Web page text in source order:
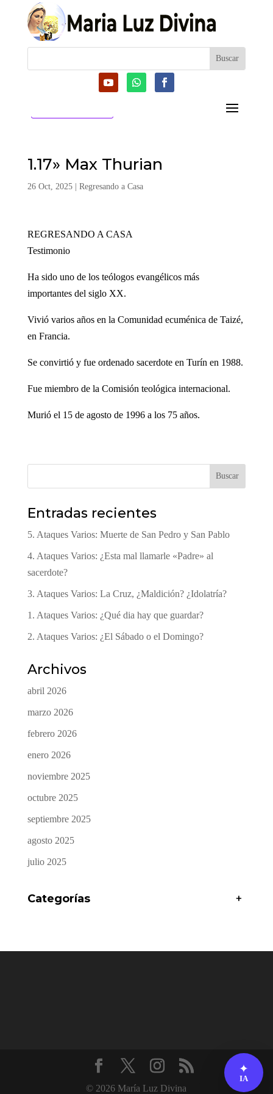
1.17» Max Thurian
26 Oct, 2025| Regresando a Casa
REGRESANDO A CASA
Testimonio
Ha sido uno de los teólogos evangélicos más
importantes del siglo XX.
Vivió varios años en la Comunidad ecuménica de Taizé,
en Francia.
Se convirtió y fue ordenado sacerdote en Turín en 1988.
Fue miembro de la Comisión teológica internacional.
Murió el 15 de agosto de 1996 a los 75 años.
Buscar
Entradas recientes
5. Ataques Varios: Muerte de San Pedro y San Pablo
4. Ataques Varios: ¿Esta mal llamarle «Padre» al
sacerdote?
3. Ataques Varios: La Cruz, ¿Maldición? ¿Idolatría?
1. Ataques Varios: ¿Qué dia hay que guardar?
2. Ataques Varios: ¿El Sábado o el Domingo?
Archivos
abril 2026
marzo 2026
febrero 2026
enero 2026
noviembre 2025
octubre 2025
septiembre 2025
agosto 2025
julio 2025
Categorías +
© 2026 María Luz Divina
✦
IA